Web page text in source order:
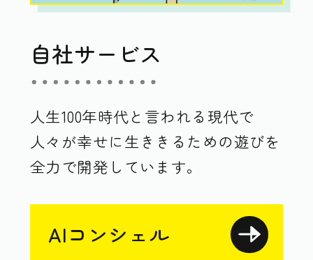
自社サービス
人生100年時代と言われる現代で
人々が幸せに生ききるための遊びを
全力で開発しています。
AIコンシェル